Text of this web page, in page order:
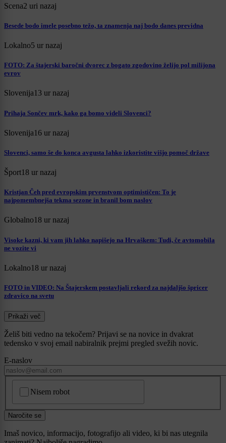
Scena2 uri nazaj
Besede bodo imele posebno težo, ta znamenja naj bodo danes previdna
Lokalno5 ur nazaj
FOTO: Za štajerski baročni dvorec z bogato zgodovino želijo pol milijona
evrov
Slovenija13 ur nazaj
Prihaja Sončev mrk, kako ga bomo videli Slovenci?
Slovenija16 ur nazaj
Slovenci, samo še do konca avgusta lahko izkoristite višjo pomoč države
Šport18 ur nazaj
Kristjan Čeh pred evropskim prvenstvom optimističen: To je
najpomembnejša tekma sezone in branil bom naslov
Globalno18 ur nazaj
Visoke kazni, ki vam jih lahko napišejo na Hrvaškem: Tudi, če avtomobila
ne vozite vi
Lokalno18 ur nazaj
FOTO in VIDEO: Na Štajerskem postavljali rekord za najdaljšo špricer
zdravico na svetu
Prikaži več
Želiš biti vedno na tekočem? Prijavi se na novice in dvakrat
tedensko v svoj email nabiralnik prejmi pregled svežih novic.
E-naslov
Nisem robot
Naročite se
Imaš novico, informacijo, fotografijo ali video, ki bi nas utegnila